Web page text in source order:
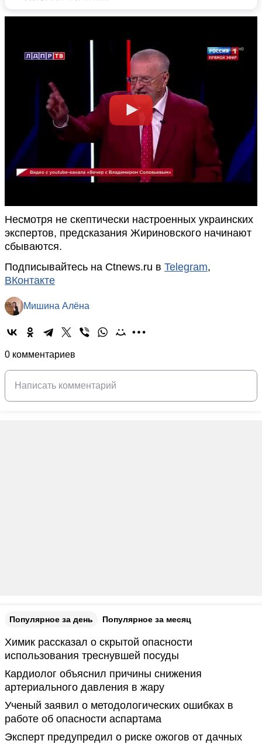
Несмотря не скептически настроенных украинских
экспертов, предсказания Жириновского начинают
сбываются.
Подписывайтесь на Ctnews.ru в Telegram,
ВКонтакте
Мишина Алёна
0 комментариев
Популярное за день Популярное за месяц
Химик рассказал о скрытой опасности
использования треснувшей посуды
Кардиолог объяснил причины снижения
артериального давления в жару
Ученый заявил о методологических ошибках в
работе об опасности аспартама
Эксперт предупредил о риске ожогов от дачных